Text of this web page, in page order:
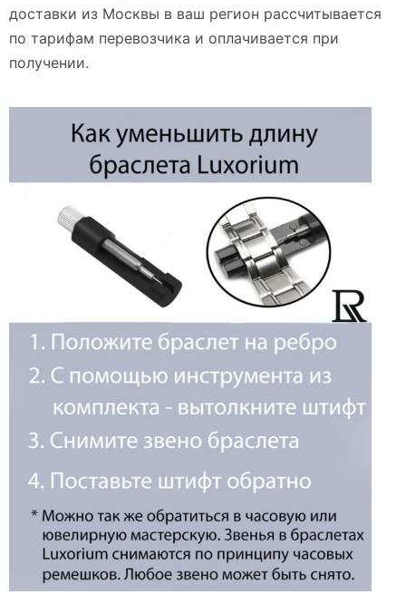
доставки из Москвы в ваш регион рассчитывается
по тарифам перевозчика и оплачивается при
получении.